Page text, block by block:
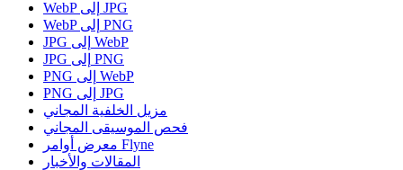
WebP إلى JPG
WebP إلى PNG
JPG إلى WebP
JPG إلى PNG
PNG إلى WebP
PNG إلى JPG
مزيل الخلفية المجاني
فحص الموسيقى المجاني
معرض أوامر Flyne
المقالات والأخبار